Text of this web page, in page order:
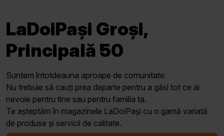
LaDoiPași Groși,
Principală 50
Suntem întotdeauna aproape de comunitate.
Nu trebuie să cauți prea departe pentru a găsi tot ce ai
nevoie pentru tine sau pentru familia ta.
Te așteptăm în magazinele LaDoiPași cu o gamă variată
de produse și servicii de calitate.